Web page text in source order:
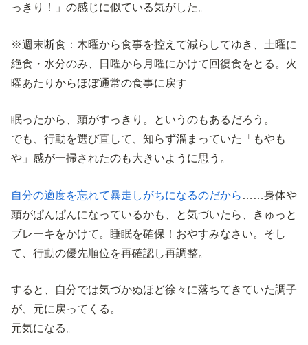
っきり！」の感じに似ている気がした。
※週末断食：木曜から食事を控えて減らしてゆき、土曜に
絶食・水分のみ、日曜から月曜にかけて回復食をとる。火
曜あたりからほぼ通常の食事に戻す
眠ったから、頭がすっきり。というのもあるだろう。
でも、行動を選び直して、知らず溜まっていた「もやも
や」感が一掃されたのも大きいように思う。
自分の適度を忘れて暴走しがちになるのだから ……身体や
頭がぱんぱんになっているかも、と気づいたら、きゅっと
ブレーキをかけて。睡眠を確保！おやすみなさい。そし
て、行動の優先順位を再確認し再調整。
すると、自分では気づかぬほど徐々に落ちてきていた調子
が、元に戻ってくる。
元気になる。